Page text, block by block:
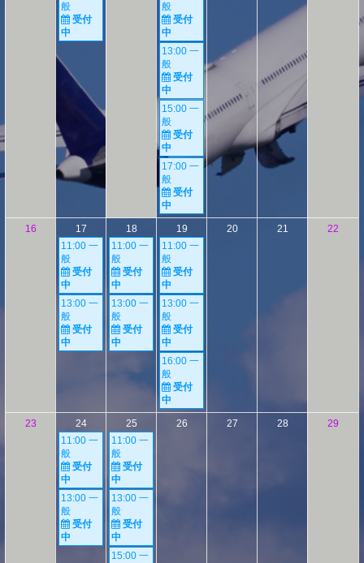
般
受付
中
般
受付
中
13:00 一
般
受付
中
15:00 一
般
受付
中
17:00 一
般
受付
中
16
17
11:00 一
般
受付
中
13:00 一
般
受付
中
18
11:00 一
般
受付
中
13:00 一
般
受付
中
19
11:00 一
般
受付
中
13:00 一
般
受付
中
16:00 一
般
受付
中
20 21 22
23
24
11:00 一
般
受付
中
13:00 一
般
受付
中
25
11:00 一
般
受付
中
13:00 一
般
受付
中
15:00 一
26 27 28 29